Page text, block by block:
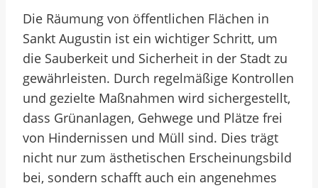
Die Räumung von öffentlichen Flächen in
Sankt Augustin ist ein wichtiger Schritt, um
die Sauberkeit und Sicherheit in der Stadt zu
gewährleisten. Durch regelmäßige Kontrollen
und gezielte Maßnahmen wird sichergestellt,
dass Grünanlagen, Gehwege und Plätze frei
von Hindernissen und Müll sind. Dies trägt
nicht nur zum ästhetischen Erscheinungsbild
bei, sondern schafft auch ein angenehmes